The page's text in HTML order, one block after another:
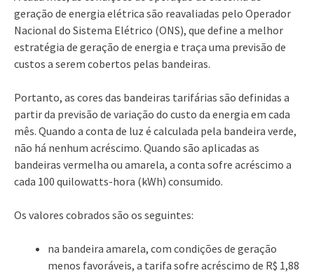
geração de energia elétrica são reavaliadas pelo Operador
Nacional do Sistema Elétrico (ONS), que define a melhor
estratégia de geração de energia e traça uma previsão de
custos a serem cobertos pelas bandeiras.
Portanto, as cores das bandeiras tarifárias são definidas a
partir da previsão de variação do custo da energia em cada
mês. Quando a conta de luz é calculada pela bandeira verde,
não há nenhum acréscimo. Quando são aplicadas as
bandeiras vermelha ou amarela, a conta sofre acréscimo a
cada 100 quilowatts-hora (kWh) consumido.
Os valores cobrados são os seguintes:
na bandeira amarela, com condições de geração
menos favoráveis, a tarifa sofre acréscimo de R$ 1,88